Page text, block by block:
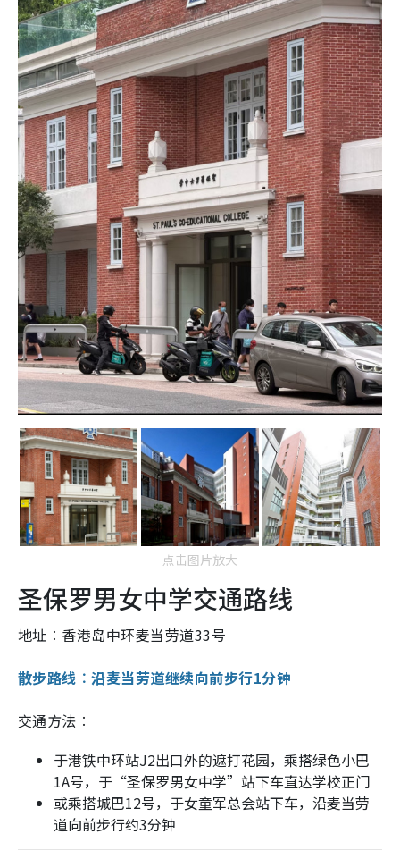
点击图片放大
圣保罗男女中学交通路线
地址︰香港岛中环麦当劳道33号
散步路线︰沿麦当劳道继续向前步行1分钟
交通方法︰
于港铁中环站J2出口外的遮打花园，乘搭绿色小巴
1A号，于“圣保罗男女中学”站下车直达学校正门
或乘搭城巴12号，于女童军总会站下车，沿麦当劳
道向前步行约3分钟